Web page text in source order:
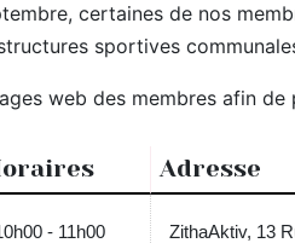
certaines de nos
sportives
web des membres afin
Adresse
- 11h00 ZithaAktiv, 13